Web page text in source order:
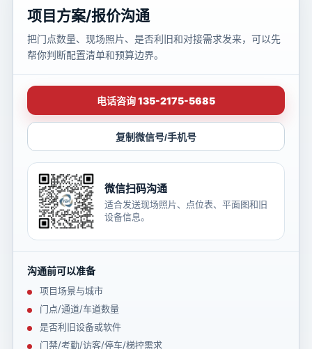
项目方案/报价沟通
把门点数量、现场照片、是否利旧和对接需求发来，可以先
帮你判断配置清单和预算边界。
电话咨询 135-2175-5685
复制微信号/手机号
微信扫码沟通
适合发送现场照片、点位表、平面图和旧
设备信息。
沟通前可以准备
项目场景与城市
门点/通道/车道数量
是否利旧设备或软件
门禁/考勤/访客/停车/梯控需求